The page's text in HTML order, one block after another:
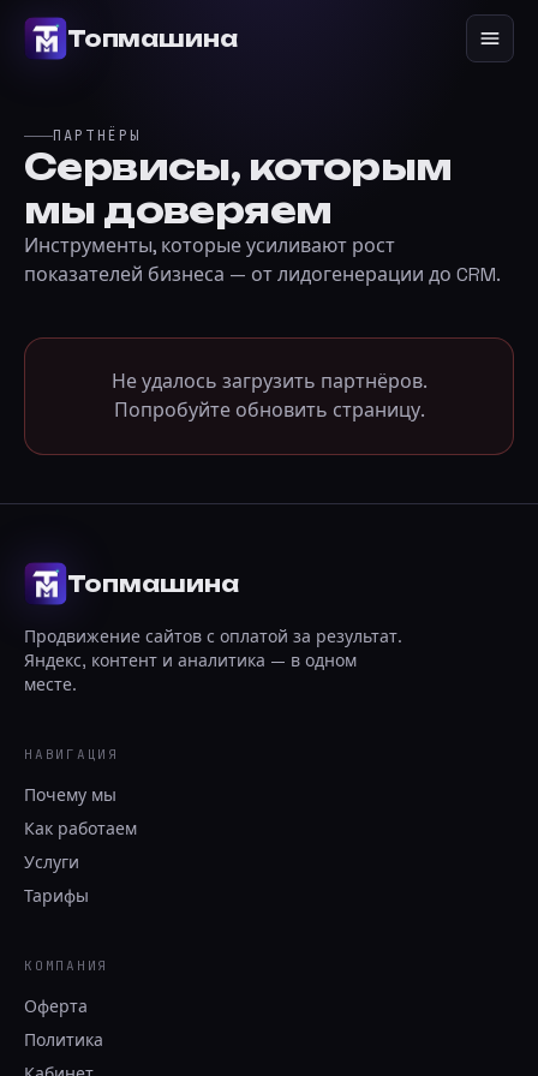
Перейти к содержимому
Топмашина
ПАРТНЁРЫ
Сервисы, которым
мы доверяем
Инструменты, которые усиливают рост
показателей бизнеса — от лидогенерации до CRM.
Не удалось загрузить партнёров.
Попробуйте обновить страницу.
Топмашина
Продвижение сайтов с оплатой за результат.
Яндекс, контент и аналитика — в одном
месте.
НАВИГАЦИЯ
Почему мы
Как работаем
Услуги
Тарифы
КОМПАНИЯ
Оферта
Политика